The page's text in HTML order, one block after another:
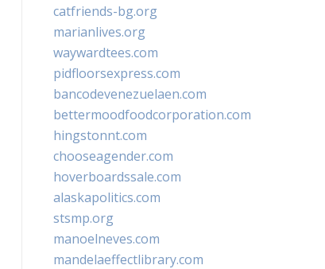
catfriends-bg.org
marianlives.org
waywardtees.com
pidfloorsexpress.com
bancodevenezuelaen.com
bettermoodfoodcorporation.com
hingstonnt.com
chooseagender.com
hoverboardssale.com
alaskapolitics.com
stsmp.org
manoelneves.com
mandelaeffectlibrary.com